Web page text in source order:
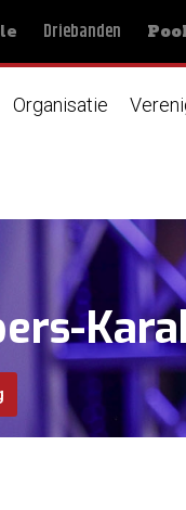
Driebanden
Organisatie